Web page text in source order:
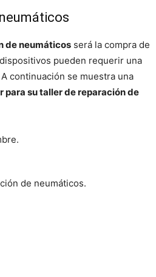
de neumáticos será la compra de
pueden requerir una
continuación se muestra una
para su taller de reparación de
de neumáticos.